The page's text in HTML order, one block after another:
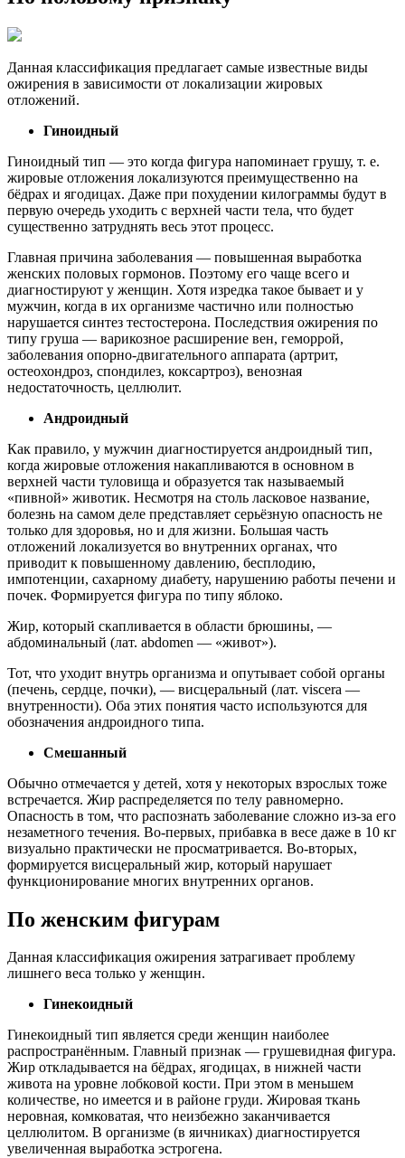
Данная классификация предлагает самые известные виды
ожирения в зависимости от локализации жировых
отложений.
Гиноидный
Гиноидный тип — это когда фигура напоминает грушу, т. е.
жировые отложения локализуются преимущественно на
бёдрах и ягодицах. Даже при похудении килограммы будут в
первую очередь уходить с верхней части тела, что будет
существенно затруднять весь этот процесс.
Главная причина заболевания — повышенная выработка
женских половых гормонов. Поэтому его чаще всего и
диагностируют у женщин. Хотя изредка такое бывает и у
мужчин, когда в их организме частично или полностью
нарушается синтез тестостерона. Последствия ожирения по
типу груша — варикозное расширение вен, геморрой,
заболевания опорно-двигательного аппарата (артрит,
остеохондроз, спондилез, коксартроз), венозная
недостаточность, целлюлит.
Андроидный
Как правило, у мужчин диагностируется андроидный тип,
когда жировые отложения накапливаются в основном в
верхней части туловища и образуется так называемый
«пивной» животик. Несмотря на столь ласковое название,
болезнь на самом деле представляет серьёзную опасность не
только для здоровья, но и для жизни. Большая часть
отложений локализуется во внутренних органах, что
приводит к повышенному давлению, бесплодию,
импотенции, сахарному диабету, нарушению работы печени и
почек. Формируется фигура по типу яблоко.
Жир, который скапливается в области брюшины, —
абдоминальный (лат. abdomen — «живот»).
Тот, что уходит внутрь организма и опутывает собой органы
(печень, сердце, почки), — висцеральный (лат. viscera —
внутренности). Оба этих понятия часто используются для
обозначения андроидного типа.
Смешанный
Обычно отмечается у детей, хотя у некоторых взрослых тоже
встречается. Жир распределяется по телу равномерно.
Опасность в том, что распознать заболевание сложно из-за его
незаметного течения. Во-первых, прибавка в весе даже в 10 кг
визуально практически не просматривается. Во-вторых,
формируется висцеральный жир, который нарушает
функционирование многих внутренних органов.
По женским фигурам
Данная классификация ожирения затрагивает проблему
лишнего веса только у женщин.
Гинекоидный
Гинекоидный тип является среди женщин наиболее
распространённым. Главный признак — грушевидная фигура.
Жир откладывается на бёдрах, ягодицах, в нижней части
живота на уровне лобковой кости. При этом в меньшем
количестве, но имеется и в районе груди. Жировая ткань
неровная, комковатая, что неизбежно заканчивается
целлюлитом. В организме (в яичниках) диагностируется
увеличенная выработка эстрогена.